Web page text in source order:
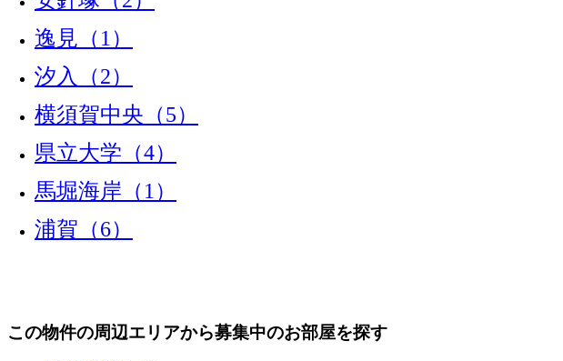
逸見（1）
汐入（2）
横須賀中央（5）
県立大学（4）
馬堀海岸（1）
浦賀（6）
この物件の周辺エリアから募集中のお部屋を探す